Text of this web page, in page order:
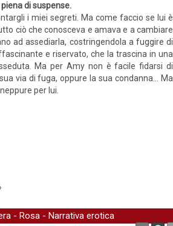
di suspense.
i miei segreti. Ma come faccio se lui è
ciò che conosceva e amava e a cambiare
ad assediarla, costringendola a fuggire di
e riservato, che la trascina in una
Ma per Amy non è facile fidarsi di
via di fuga, oppure la sua condanna... Ma
per lui.
- Rosa - Narrativa erotica